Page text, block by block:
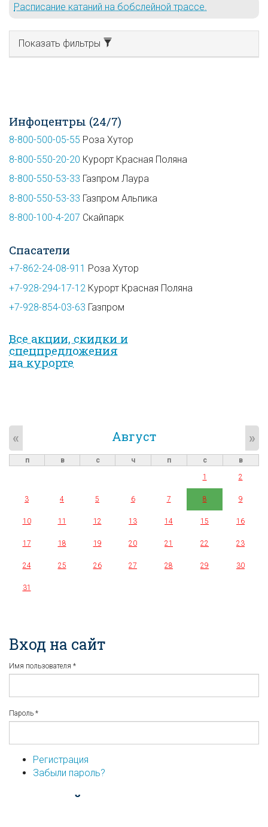
Расписание катаний на бобслейной трассе.
Показать фильтры
Инфоцентры (24/7)
8-800-500-05-55 Роза Хутор
8-800-550-20-20 Курорт Красная Поляна
8-800-550-53-33 Газпром Лаура
8-800-550-53-33 Газпром Альпика
8-800-100-4-207 Скайпарк
Спасатели
+7-862-24-08-911 Роза Хутор
+7-928-294-17-12 Курорт Красная Поляна
+7-928-854-03-63 Газпром
Все акции, скидки и
спец­предложе­ния
на курорте
Август
« »
п в с ч п с
в
1
2
3 4 5 6 7 8 9
10 11 12 13 14 15 16
17 18 19 20 21 22 23
24 25 26 27 28 29 30
31
Вход на сайт
Имя пользователя *
Пароль *
Регистрация
Забыли пароль?
...или войдите используя